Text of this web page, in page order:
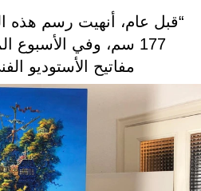
“قبل عام، أنهيت رسم هذه
177 سم، وفي
مفاتيح الأستوديو